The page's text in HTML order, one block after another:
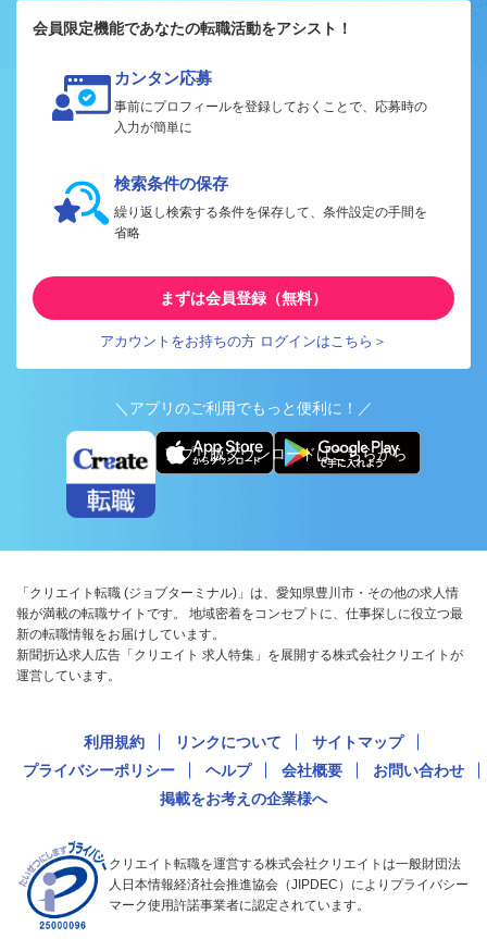
会員限定機能であなたの転職活動をアシスト！
カンタン応募
事前にプロフィールを登録しておくことで、応募時の
入力が簡単に
検索条件の保存
繰り返し検索する条件を保存して、条件設定の手間を
省略
まずは会員登録（無料）
アカウントをお持ちの方 ログインはこちら＞
＼アプリのご利用でもっと便利に！／
アプリ版ダウンロードはこちらから
「クリエイト転職 (ジョブターミナル)」は、愛知県豊川市・その他の求人情
報が満載の転職サイトです。 地域密着をコンセプトに、仕事探しに役立つ最
新の転職情報をお届けしています。
新聞折込求人広告「クリエイト 求人特集」を展開する株式会社クリエイトが
運営しています。
利用規約 リンクについて
サイトマップ
プライバシーポリシー
ヘルプ 会社概要
お問い合わせ
掲載をお考えの企業様へ
クリエイト転職を運営する株式会社クリエイトは一般財団法
人日本情報経済社会推進協会（JIPDEC）によりプライバシー
マーク使用許諾事業者に認定されています。